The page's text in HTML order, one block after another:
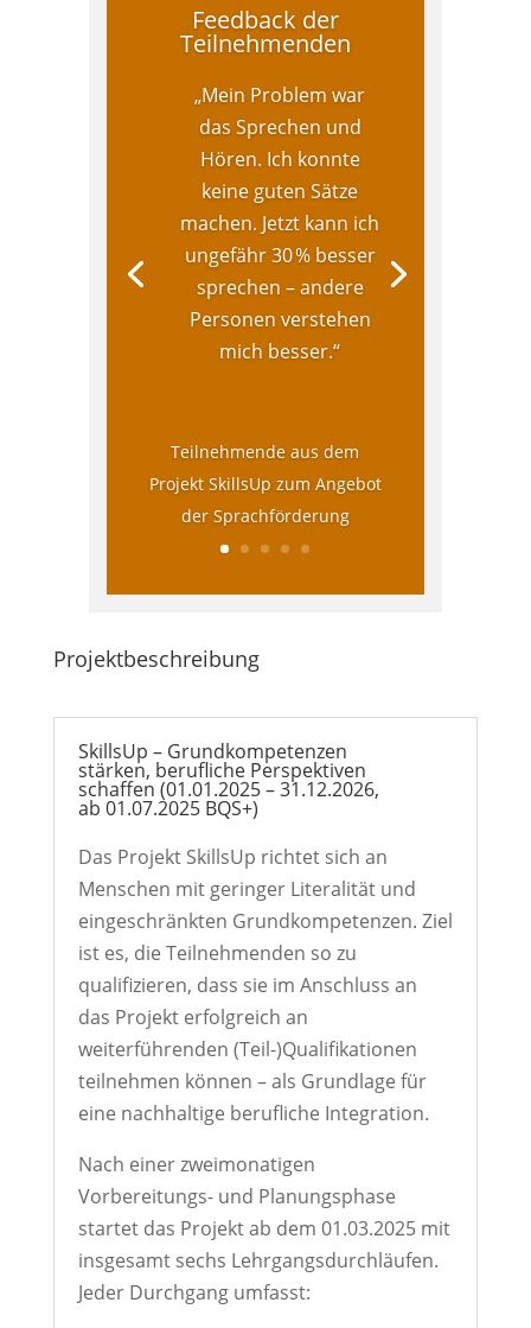
Feedback der
Teilnehmenden
„Mein Problem war
das Sprechen und
Hören. Ich konnte
keine guten Sätze
machen. Jetzt kann ich
ungefähr 30 % besser
sprechen – andere
Personen verstehen
mich besser.“
Teilnehmende aus dem
Projekt SkillsUp zum Angebot
der Sprachförderung
Projektbeschreibung
SkillsUp – Grundkompetenzen
stärken, berufliche Perspektiven
schaffen (01.01.2025 – 31.12.2026,
ab 01.07.2025 BQS+)
Das Projekt SkillsUp richtet sich an
Menschen mit geringer Literalität und
eingeschränkten Grundkompetenzen. Ziel
ist es, die Teilnehmenden so zu
qualifizieren, dass sie im Anschluss an
das Projekt erfolgreich an
weiterführenden (Teil-)Qualifikationen
teilnehmen können – als Grundlage für
eine nachhaltige berufliche Integration.
Nach einer zweimonatigen
Vorbereitungs- und Planungsphase
startet das Projekt ab dem 01.03.2025 mit
insgesamt sechs Lehrgangsdurchläufen.
Jeder Durchgang umfasst: